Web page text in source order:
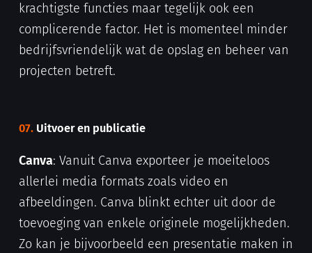
krachtigste functies maar tegelijk ook een
complicerende factor. Het is momenteel minder
bedrijfsvriendelijk wat de opslag en beheer van
projecten betreft.
07. Uitvoer en publicatie
Canva: Vanuit Canva exporteer je moeiteloos
allerlei media formats zoals video en
afbeeldingen. Canva blinkt echter uit door de
toevoeging van enkele originele mogelijkheden.
Zo kan je bijvoorbeeld een presentatie maken in